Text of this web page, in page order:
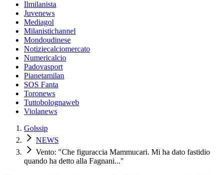
Ilmilanista
Juvenews
Mediagol
Milanistichannel
Mondoudinese
Notiziecalciomercato
Numericalcio
Padovasport
Pianetamilan
SOS Fanta
Toronews
Tuttobolognaweb
Violanews
Golssip
NEWS
Vento: "Che figuraccia Mammucari. Mi ha dato fastidio
quando ha detto alla Fagnani..."